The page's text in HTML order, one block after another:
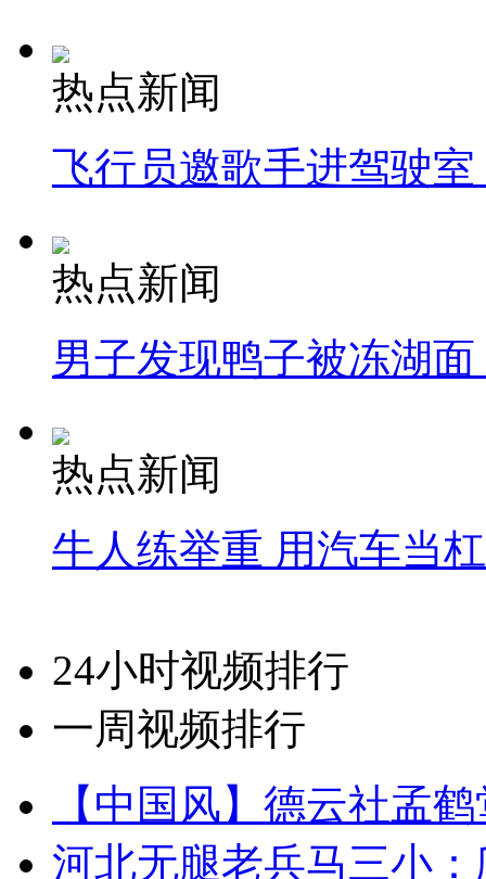
热点新闻
飞行员邀歌手进驾驶
热点新闻
男子发现鸭子被冻湖
热点新闻
牛人练举重 用汽车当
24小时视频排行
一周视频排行
【中国风】德云社孟
河北无腿老兵马三小